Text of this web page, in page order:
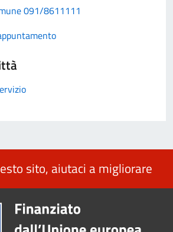
091/8611111
sito, aiutaci a migliorare